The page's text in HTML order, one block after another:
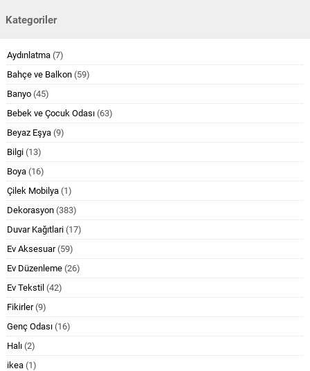
Kategoriler
Aydınlatma (7)
Bahçe ve Balkon (59)
Banyo (45)
Bebek ve Çocuk Odası (63)
Beyaz Eşya (9)
Bilgi (13)
Boya (16)
Çilek Mobilya (1)
Dekorasyon (383)
Duvar Kağıtlari (17)
Ev Aksesuar(59)
Ev Düzenleme (26)
Ev Tekstil (42)
Fikirler(9)
Genç Odası (16)
Halı (2)
ikea (1)